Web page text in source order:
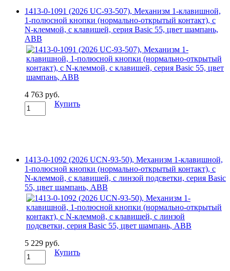
1413-0-1091 (2026 UC-93-507), Механизм 1-клавишной,
1-полюсной кнопки (нормально-открытый контакт), с
N-клеммой, с клавишей, серия Basic 55, цвет шампань,
ABB
4 763 руб.
Купить
1413-0-1092 (2026 UCN-93-50), Механизм 1-клавишной,
1-полюсной кнопки (нормально-открытый контакт), с
N-клеммой, с клавишей, с линзой подсветки, серия Basic
55, цвет шампань, ABB
5 229 руб.
Купить